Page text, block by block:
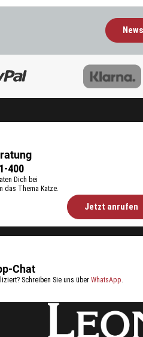
400
Dich bei
das Thema Katze.
Jetzt anrufen
Chat
Schreiben Sie uns über WhatsApp